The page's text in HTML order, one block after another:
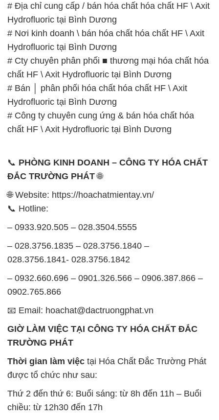
# Địa chỉ cung cấp / bán hóa chất hóa chất HF \ Axit
Hydrofluoric tại Bình Dương
# Nơi kinh doanh \ bán hóa chất hóa chất HF \ Axit
Hydrofluoric tại Bình Dương
# Cty chuyên phân phối ■ thương mại hóa chất hóa
chất HF \ Axit Hydrofluoric tại Bình Dương
# Bán │ phân phối hóa chất hóa chất HF \ Axit
Hydrofluoric tại Bình Dương
# Công ty chuyên cung ứng & bán hóa chất hóa
chất HF \ Axit Hydrofluoric tại Bình Dương
📞 PHÒNG KINH DOANH – CÔNG TY HÓA CHẤT
ĐẮC TRƯỜNG PHÁT🌐
🌐 Website: https://hoachatmientay.vn/
📞 Hotline:
– 0933.920.505 – 028.3504.5555
– 028.3756.1835 – 028.3756.1840 –
028.3756.1841- 028.3756.1842
– 0932.660.696 – 0901.326.566 – 0906.387.866 –
0902.765.866
📧 Email: hoachat@dactruongphat.vn
GIỜ LÀM VIỆC TẠI CÔNG TY HÓA CHẤT ĐẮC
TRƯỜNG PHÁT
Thời gian làm việc tại Hóa Chất Đắc Trường Phát
được tổ chức như sau:
Thứ 2 đến thứ 6: Buổi sáng: từ 8h đến 11h – Buổi
chiều: từ 12h30 đến 17h